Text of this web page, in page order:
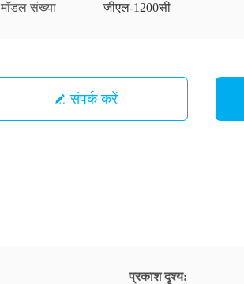
मॉडल संख्या जीएल-1200सी
संपर्क करें
प्रकाश दृश्य: